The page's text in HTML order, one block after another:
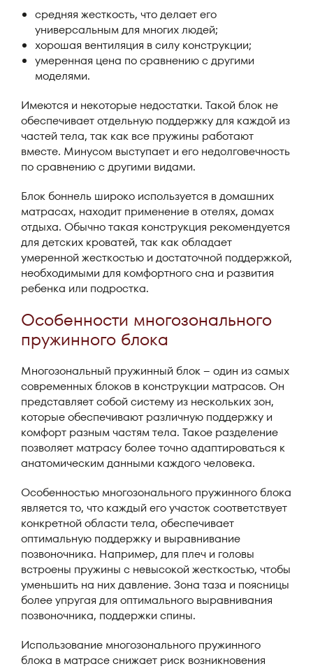
средняя жесткость, что делает его
универсальным для многих людей;
хорошая вентиляция в силу конструкции;
умеренная цена по сравнению с другими
моделями.
Имеются и некоторые недостатки. Такой блок не
обеспечивает отдельную поддержку для каждой из
частей тела, так как все пружины работают
вместе. Минусом выступает и его недолговечность
по сравнению с другими видами.
Блок боннель широко используется в домашних
матрасах, находит применение в отелях, домах
отдыха. Обычно такая конструкция рекомендуется
для детских кроватей, так как обладает
умеренной жесткостью и достаточной поддержкой,
необходимыми для комфортного сна и развития
ребенка или подростка.
Особенности многозонального
пружинного блока
Многозональный пружинный блок – один из самых
современных блоков в конструкции матрасов. Он
представляет собой систему из нескольких зон,
которые обеспечивают различную поддержку и
комфорт разным частям тела. Такое разделение
позволяет матрасу более точно адаптироваться к
анатомическим данными каждого человека.
Особенностью многозонального пружинного блока
является то, что каждый его участок соответствует
конкретной области тела, обеспечивает
оптимальную поддержку и выравнивание
позвоночника. Например, для плеч и головы
встроены пружины с невысокой жесткостью, чтобы
уменьшить на них давление. Зона таза и поясницы
более упругая для оптимального выравнивания
позвоночника, поддержки спины.
Использование многозонального пружинного
блока в матрасе снижает риск возникновения